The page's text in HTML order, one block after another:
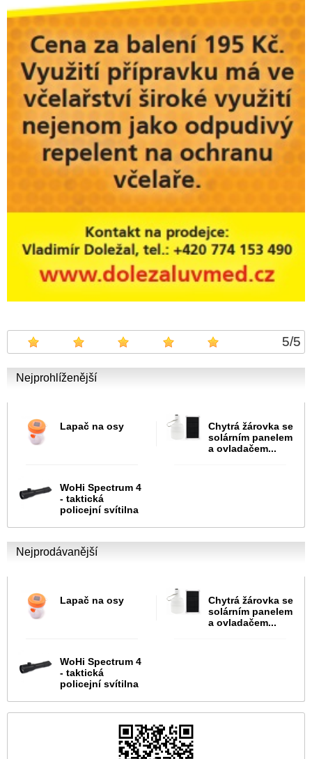
5/5
Nejprohlíženější
Lapač na osy
Chytrá žárovka se
solárním panelem
a ovladačem...
WoHi Spectrum 4
- taktická
policejní svítilna
Nejprodávanější
Lapač na osy
Chytrá žárovka se
solárním panelem
a ovladačem...
WoHi Spectrum 4
- taktická
policejní svítilna